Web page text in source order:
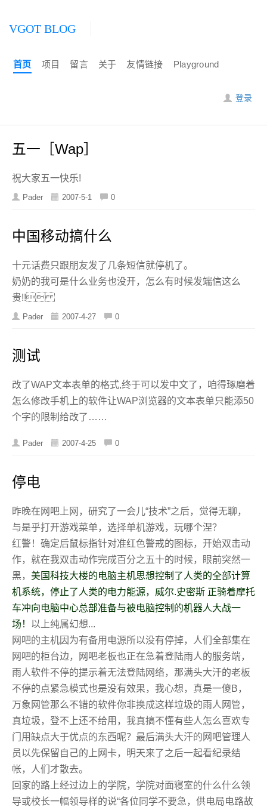
VGOT BLOG
首页 项目 留言 关于 友情链接 Playground
登录
五一［Wap］
祝大家五一快乐!
Pader 2007-5-1 0
中国移动搞什么
十元话费只跟朋友发了几条短信就停机了。
奶奶的我可是什么业务也没开，怎么有时候发端信这么
贵!!
Pader 2007-4-27 0
测试
改了WAP文本表单的格式,终于可以发中文了，咱得琢磨着
怎么修改手机上的软件让WAP浏览器的文本表单只能添50
个字的限制给改了……
Pader 2007-4-25 0
停电
昨晚在网吧上网，研究了一会儿“技术”之后，觉得无聊，
与是乎打开游戏菜单，选择单机游戏，玩哪个涅？
红警！确定后鼠标指针对准红色警戒的图标，开始双击动
作，就在我双击动作完成百分之五十的时候，眼前突然一
黑， 美国科技大楼的电脑主机思想控制了人类的全部计算
机系统，停止了人类的电力能源，威尔.史密斯 正骑着摩托
车冲向电脑中心总部准备与被电脑控制的机器人大战一
场！ 以上纯属幻想...
网吧的主机因为有备用电源所以没有停掉，人们全部集在
网吧的柜台边，网吧老板也正在急着登陆雨人的服务端，
雨人软件不停的提示着无法登陆网络，那满头大汗的老板
不停的点紧急模式也是没有效果，我心想，真是一傻B，
万象网管那么不错的软件你非换成这样垃圾的雨人网管，
真垃圾，登不上还不给用，我真搞不懂有些人怎么喜欢专
门用缺点大于优点的东西呢？最后满头大汗的网吧管理人
员以先保留自己的上网卡，明天来了之后一起看纪录结
帐，人们才散去。
回家的路上经过边上的学院，学院对面寝室的什么什么领
导或校长一幅领导样的说“各位同学不要急，供电局电路故